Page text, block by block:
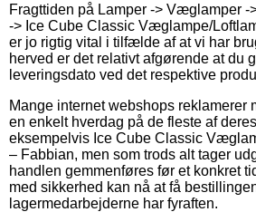
Fragttiden på Lamper -> Væglamper
-> Ice Cube Classic Væglampe/
er jo rigtig vital i tilfælde af at vi har
herved er det relativt afgørende at du
leveringsdato ved det respektive
Mange internet webshops reklamerer
en enkelt hverdag på de fleste af
eksempelvis Ice Cube Classic
– Fabbian, men som trods alt tager
handlen gemmenføres før et konkret
med sikkerhed kan nå at få
lagermedarbejderne har fyraften.